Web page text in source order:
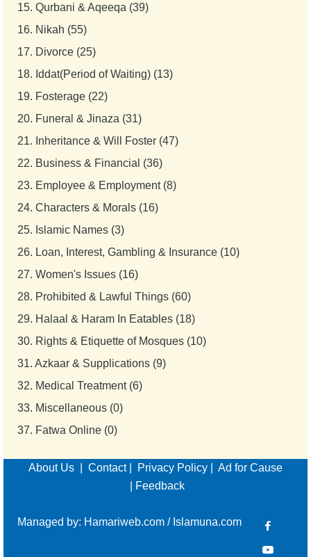
15. Qurbani & Aqeeqa (39)
16. Nikah (55)
17. Divorce (25)
18. Iddat(Period of Waiting) (13)
19. Fosterage (22)
20. Funeral & Jinaza (31)
21. Inheritance & Will Foster (47)
22. Business & Financial (36)
23. Employee & Employment (8)
24. Characters & Morals (16)
25. Islamic Names (3)
26. Loan, Interest, Gambling & Insurance (10)
27. Women's Issues (16)
28. Prohibited & Lawful Things (60)
29. Halaal & Haram In Eatables (18)
30. Rights & Etiquette of Mosques (10)
31. Azkaar & Supplications (9)
32. Medical Treatment (6)
33. Miscellaneous (0)
37. Fatwa Online (0)
About Us Contact| Privacy Policy
Ad for Cause
Feedback
Managed by: Hamariweb.com / Islamuna.com